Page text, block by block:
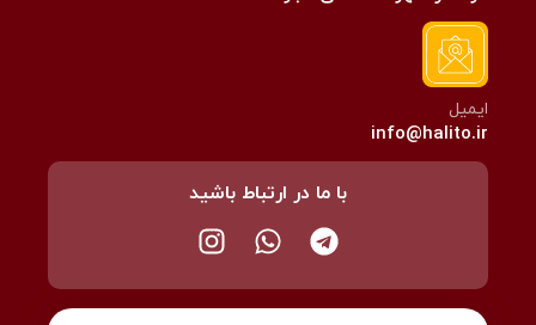
ایمیل
info@halito.ir
با ما در ارتباط باشید